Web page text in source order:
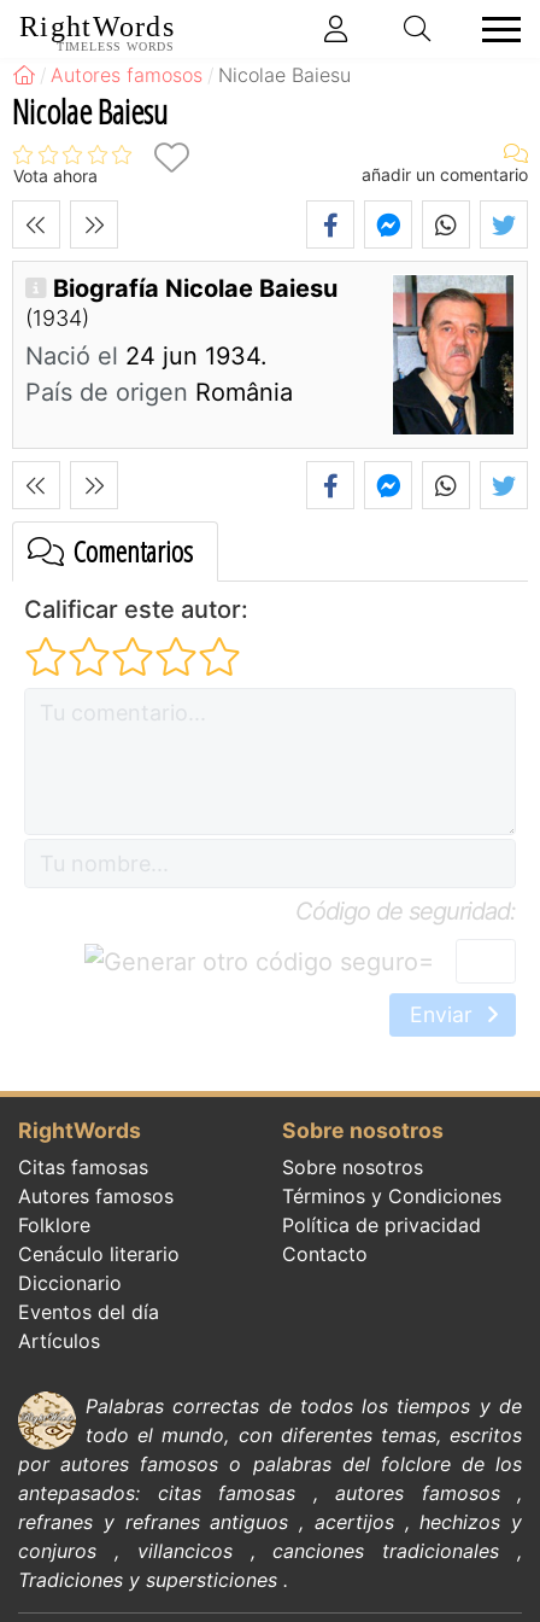
RightWords
TIMELESS WORDS
Autores famosos Nicolae Baiesu
Nicolae Baiesu
Vota ahora añadir un comentario
Biografía Nicolae Baiesu
(1934)
Nació el 24 jun 1934.
País de origen România
Comentarios
Calificar este autor:
Código de seguridad:
=
Enviar
RightWords
Citas famosas
Autores famosos
Folklore
Cenáculo literario
Diccionario
Eventos del día
Artículos
Sobre nosotros
Sobre nosotros
Términos y Condiciones
Política de privacidad
Contacto
Palabras correctas de todos los tiempos y de
todo el mundo, con diferentes temas, escritos
porautores famosos o palabras del folclore delos
antepasados: citas famosas , autores famosos,
refranes y refranes antiguos , acertijos,hechizos y
conjuros , villancicos,canciones tradicionales ,
Tradiciones y supersticiones .